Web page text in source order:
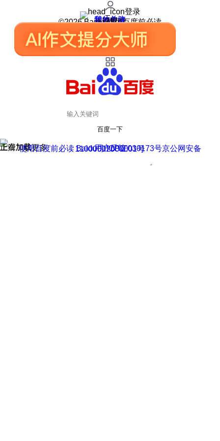
登录
我的关注
我的收藏
皮肤中心
用户反馈
设置
©2026 Baidu 使用百度前必读
百度一下
正在加载
上滑加载更多 用户反馈
使用百度前必读 Baidu 京ICP证030173号
京公网安备11000002000001号